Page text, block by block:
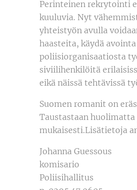
Perinteinen rekrytointi
kuuluvia. Nyt
yhteistyön avulla
haasteita, käydä
poliisiorganisaatiosta
siviilihenkilöitä
eikä näissä tehtävissä
Suomen romanit on
Taustastaan huolimatta
mukaisesti.Lisätietoja
Johanna Guessous
komisario
Poliisihallitus